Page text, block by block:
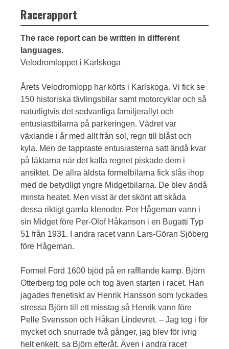
Racerapport
The race report can be written in different
languages.
Velodromloppet i Karlskoga
Årets Velodromlopp har körts i Karlskoga. Vi fick se
150 historiska tävlingsbilar samt motorcyklar och så
naturligtvis det sedvanliga familjerallyt och
entusiastbilarna på parkeringen. Vädret var
växlande i år med allt från sol, regn till blåst och
kyla. Men de tappraste entusiasterna satt ändå kvar
på läktarna när det kalla regnet piskade dem i
ansiktet. De allra äldsta formelbilarna fick slås ihop
med de betydligt yngre Midgetbilarna. De blev ändå
minsta heatet. Men visst är det skönt att skåda
dessa riktigt gamla klenoder. Per Hågeman vann i
sin Midget före Per-Olof Håkanson i en Bugatti Typ
51 från 1931. I andra racet vann Lars-Göran Sjöberg
före Hågeman.
Formel Ford 1600 bjöd på en rafflande kamp. Björn
Otterberg tog pole och tog även starten i racet. Han
jagades frenetiskt av Henrik Hansson som lyckades
stressa Björn till ett misstag så Henrik vann före
Pelle Svensson och Håkan Lindevret. – Jag tog i för
mycket och snurrade två gånger, jag blev för ivrig
helt enkelt, sa Björn efteråt. Även i andra racet